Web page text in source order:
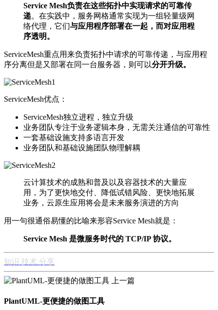
Service Mesh负责在这些拓扑中实现请求的可靠传
递。在实践中，服务网格通常实现为一组轻量级网
络代理，它们与应用程序部署在一起，而对应用程
序透明。
ServiceMesh重点用来负责拓扑中请求的可靠传递，与应用程
序分离但是又部署在同一台服务器，则可以分开升级。
ServiceMesh优点：
ServiceMesh独立进程，独立升级
业务团队专注于业务逻辑本身，无需关注通信的可靠性
一套基础设施支持多语言开发
业务团队和基础设施团队物理解耦
云计算技术的成熟和普及以及容器技术的大量应
用，为了更快地交付、降低试错风险、更快地拓展
业务，云原生应用将会是未来服务演进的方向
用一句很通俗易懂的比喻来形容Service Mesh就是：
Service Mesh 是微服务时代的 TCP/IP 协议。
知识 技术 分享
上一篇
PlantUML-更便捷的做图工具